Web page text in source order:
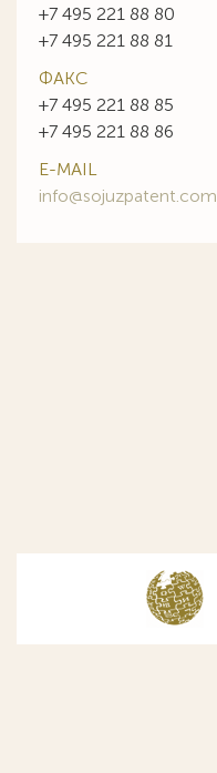
+7 495 221 88 80
+7 495 221 88 81
ФАКС
+7 495 221 88 85
+7 495 221 88 86
E-MAIL
info@sojuzpatent.com